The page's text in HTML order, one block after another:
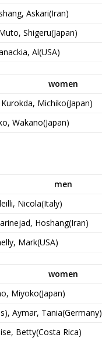
Askari(Iran)
Shigeru(Japan)
Al(USA)
women
Michiko(Japan)
Wakano(Japan)
men
Nicola(Italy)
Hoshang(Iran)
Mark(USA)
women
Miyoko(Japan)
Aymar, Tania(Germany)
Betty(Costa Rica)